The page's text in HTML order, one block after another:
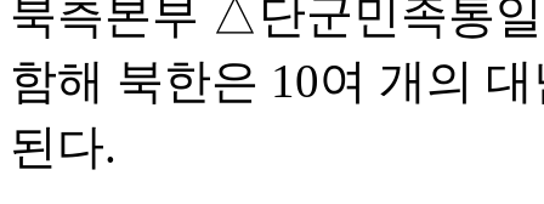
북측본부 △단군민족통
함해 북한은 10여 개의
된다.